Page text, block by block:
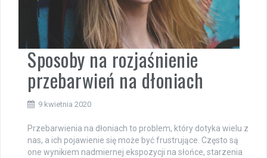
Sposoby na rozjaśnienie
przebarwień na dłoniach
9 kwietnia 2020
Przebarwienia na dłoniach to problem, który dotyka wielu z
nas, a ich pojawienie się może być frustrujące. Często są
one wynikiem nadmiernej ekspozycji na słońce, starzenia